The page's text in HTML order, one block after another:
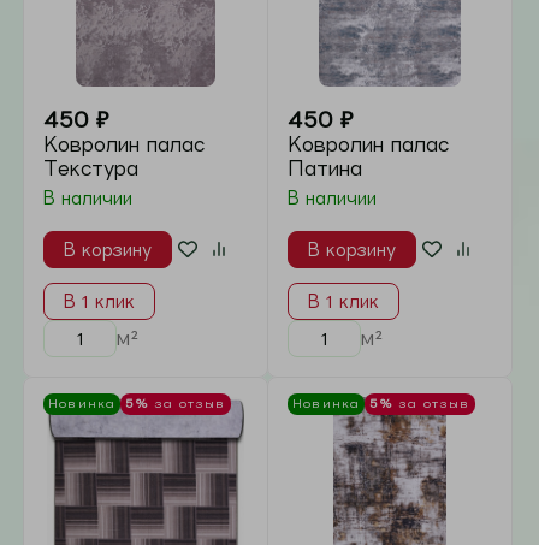
Mkover.ru — искусство
создания домашнего уюта
Откройте для себя мир безупречного
стиля сMkover.ru. Мы верим, что
правильно подобранный ковер — это душа
интерьера. В нашей коллекции собраны
лучшие решения для тех, кто ценит
эстетику, комфорт и долговечность.
Что мы предлагаем:
Уникальность:Авторские ковры ручной
работы, которые станут центральным
элементом вашего декора.
Надежность:Качественный